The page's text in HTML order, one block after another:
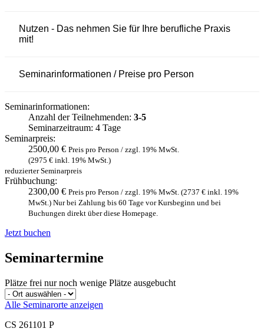
Nutzen - Das nehmen Sie für Ihre berufliche Praxis
mit!
Seminarinformationen / Preise pro Person
Seminarinformationen:
Anzahl der Teilnehmenden: 3-5
Seminarzeitraum: 4 Tage
Seminarpreis:
2500,00 € Preis pro Person / zzgl. 19% MwSt.
(2975 € inkl. 19% MwSt.)
reduzierter Seminarpreis
Frühbuchung:
2300,00 € Preis pro Person / zzgl. 19% MwSt. (2737 € inkl. 19%
MwSt.) Nur bei Zahlung bis 60 Tage vor Kursbeginn und bei
Buchungen direkt über diese Homepage.
Jetzt buchen
Seminartermine
Plätze frei nur noch wenige Plätze ausgebucht
Alle Seminarorte anzeigen
CS 261101 P